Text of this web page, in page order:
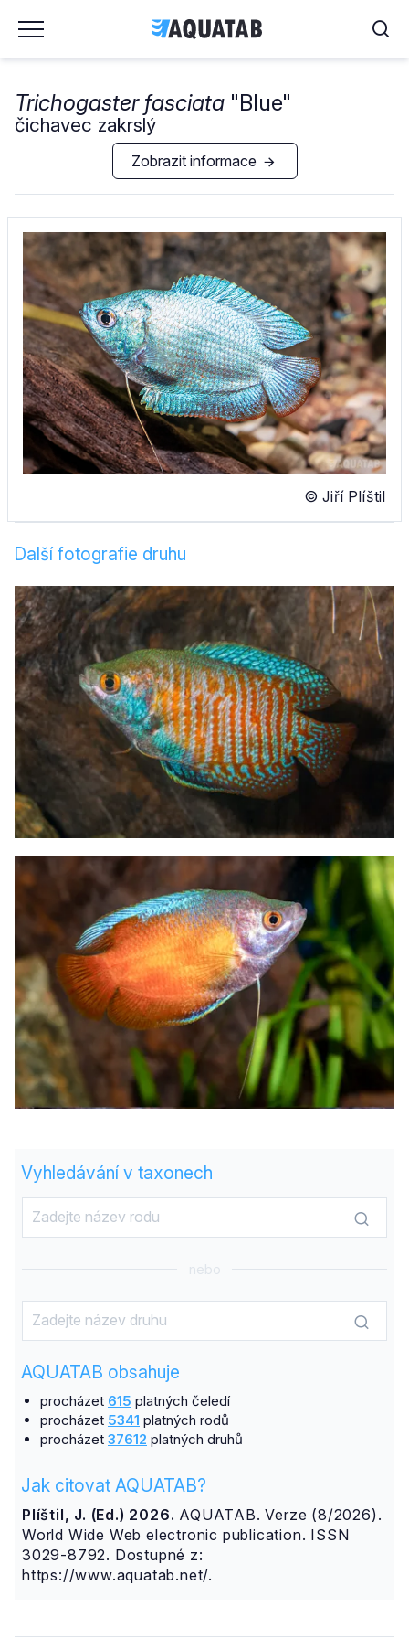
Trichogaster fasciata "Blue"
čichavec zakrslý
Zobrazit informace
© Jiří Plíštil
Další fotografie druhu
Vyhledávání v taxonech
nebo
AQUATAB obsahuje
procházet 615 platných čeledí
procházet 5341 platných rodů
procházet 37612 platných druhů
Jak citovat AQUATAB?
Plíštil, J. (Ed.) 2026. AQUATAB. Verze (8/2026).
World Wide Web electronic publication. ISSN
3029-8792. Dostupné z:
https://www.aquatab.net/.